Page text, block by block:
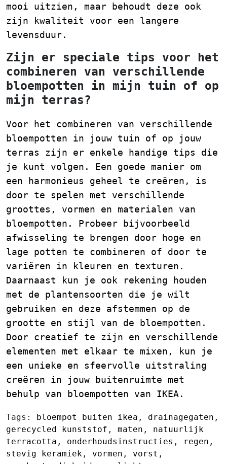
mooi uitzien, maar behoudt deze ook
zijn kwaliteit voor een langere
levensduur.
Zijn er speciale tips voor het
combineren van verschillende
bloempotten in mijn tuin of op
mijn terras?
Voor het combineren van verschillende
bloempotten in jouw tuin of op jouw
terras zijn er enkele handige tips die
je kunt volgen. Een goede manier om
een harmonieus geheel te creëren, is
door te spelen met verschillende
groottes, vormen en materialen van
bloempotten. Probeer bijvoorbeeld
afwisseling te brengen door hoge en
lage potten te combineren of door te
variëren in kleuren en texturen.
Daarnaast kun je ook rekening houden
met de plantensoorten die je wilt
gebruiken en deze afstemmen op de
grootte en stijl van de bloempotten.
Door creatief te zijn en verschillende
elementen met elkaar te mixen, kun je
een unieke en sfeervolle uitstraling
creëren in jouw buitenruimte met
behulp van bloempotten van IKEA.
Tags: bloempot buiten ikea , drainagegaten ,
gerecycled kunststof , maten , natuurlijk
terracotta , onderhoudsinstructies , regen ,
stevig keramiek , vormen , vorst ,